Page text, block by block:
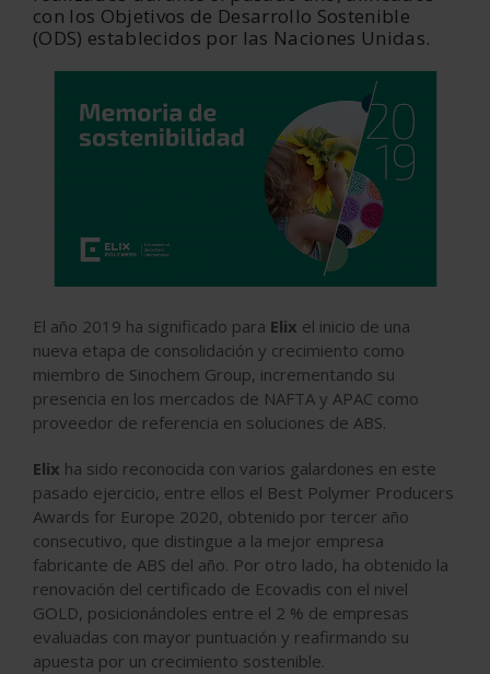
con los Objetivos de Desarrollo Sostenible
(ODS) establecidos por las Naciones Unidas.
El año 2019 ha significado para Elix el inicio de una
nueva etapa de consolidación y crecimiento como
miembro de Sinochem Group, incrementando su
presencia en los mercados de NAFTA y APAC como
proveedor de referencia en soluciones de ABS.
Elix ha sido reconocida con varios galardones en este
pasado ejercicio, entre ellos el Best Polymer Producers
Awards for Europe 2020, obtenido por tercer año
consecutivo, que distingue a la mejor empresa
fabricante de ABS del año. Por otro lado, ha obtenido la
renovación del certificado de Ecovadis con el nivel
GOLD, posicionándoles entre el 2 % de empresas
evaluadas con mayor puntuación y reafirmando su
apuesta por un crecimiento sostenible.